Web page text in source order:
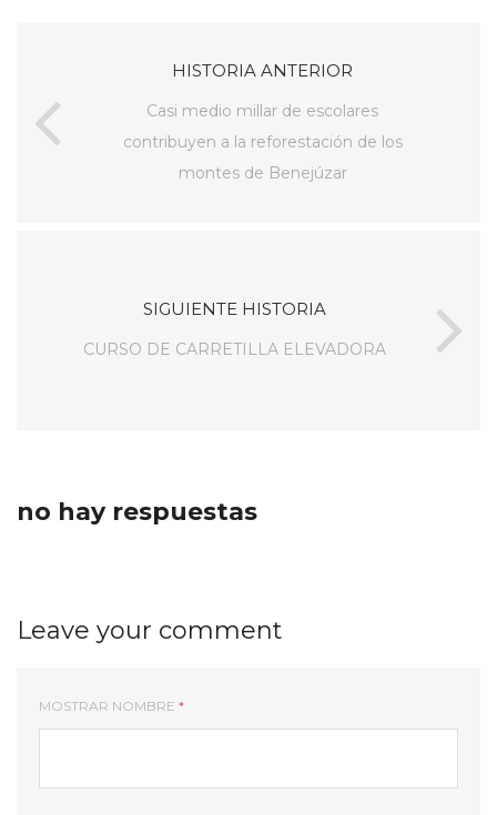
HISTORIA ANTERIOR
Casi medio millar de escolares
contribuyen a la reforestación de los
montes de Benejúzar
SIGUIENTE HISTORIA
CURSO DE CARRETILLA ELEVADORA
no hay respuestas
Leave your comment
MOSTRAR NOMBRE *